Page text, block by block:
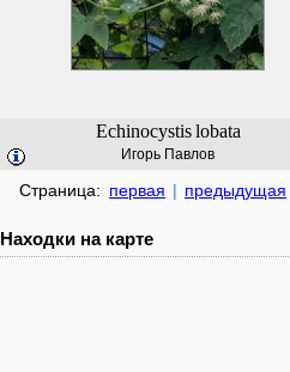
Echinocystis lobata
Игорь Павлов
Страница: первая | предыдущая
Находки на карте